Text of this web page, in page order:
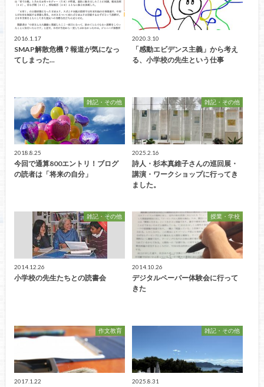
2016.1.17
SMAP解散危機？報道が気になっ
てしまった...
2020.3.10
「感動エビデンス主義」から考え
る、小学校の先生という仕事
雑記・その他
2018.8.25
今回で通算800エントリ！ブログ
の読者は「将来の自分」
雑記・その他
2025.2.16
詩人・杉本真維子さんの巡回展・
講演・ワークショップに行ってき
ました。
雑記・その他
2014.12.26
小学校の先生たちとの読書会
授業・学校
2014.10.26
デジタルペーパー体験会に行って
きた
作文教育
2017.1.22
雑記・その他
2025.8.31